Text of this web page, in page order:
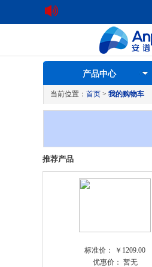
产品中心
当前位置： 首页 > 我的购物车
推荐产品
标准价：
￥1209.00
优惠价： 暂无